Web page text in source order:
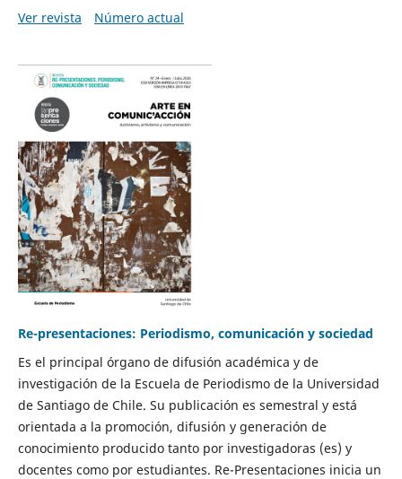
Ver revista
Número actual
Re-presentaciones: Periodismo, comunicación y sociedad
Es el principal órgano de difusión académica y de
investigación de la Escuela de Periodismo de la Universidad
de Santiago de Chile. Su publicación es semestral y está
orientada a la promoción, difusión y generación de
conocimiento producido tanto por investigadoras (es) y
docentes como por estudiantes. Re-Presentaciones inicia un